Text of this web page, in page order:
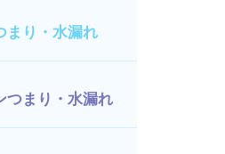
まり・水漏れ
つまり・水漏れ